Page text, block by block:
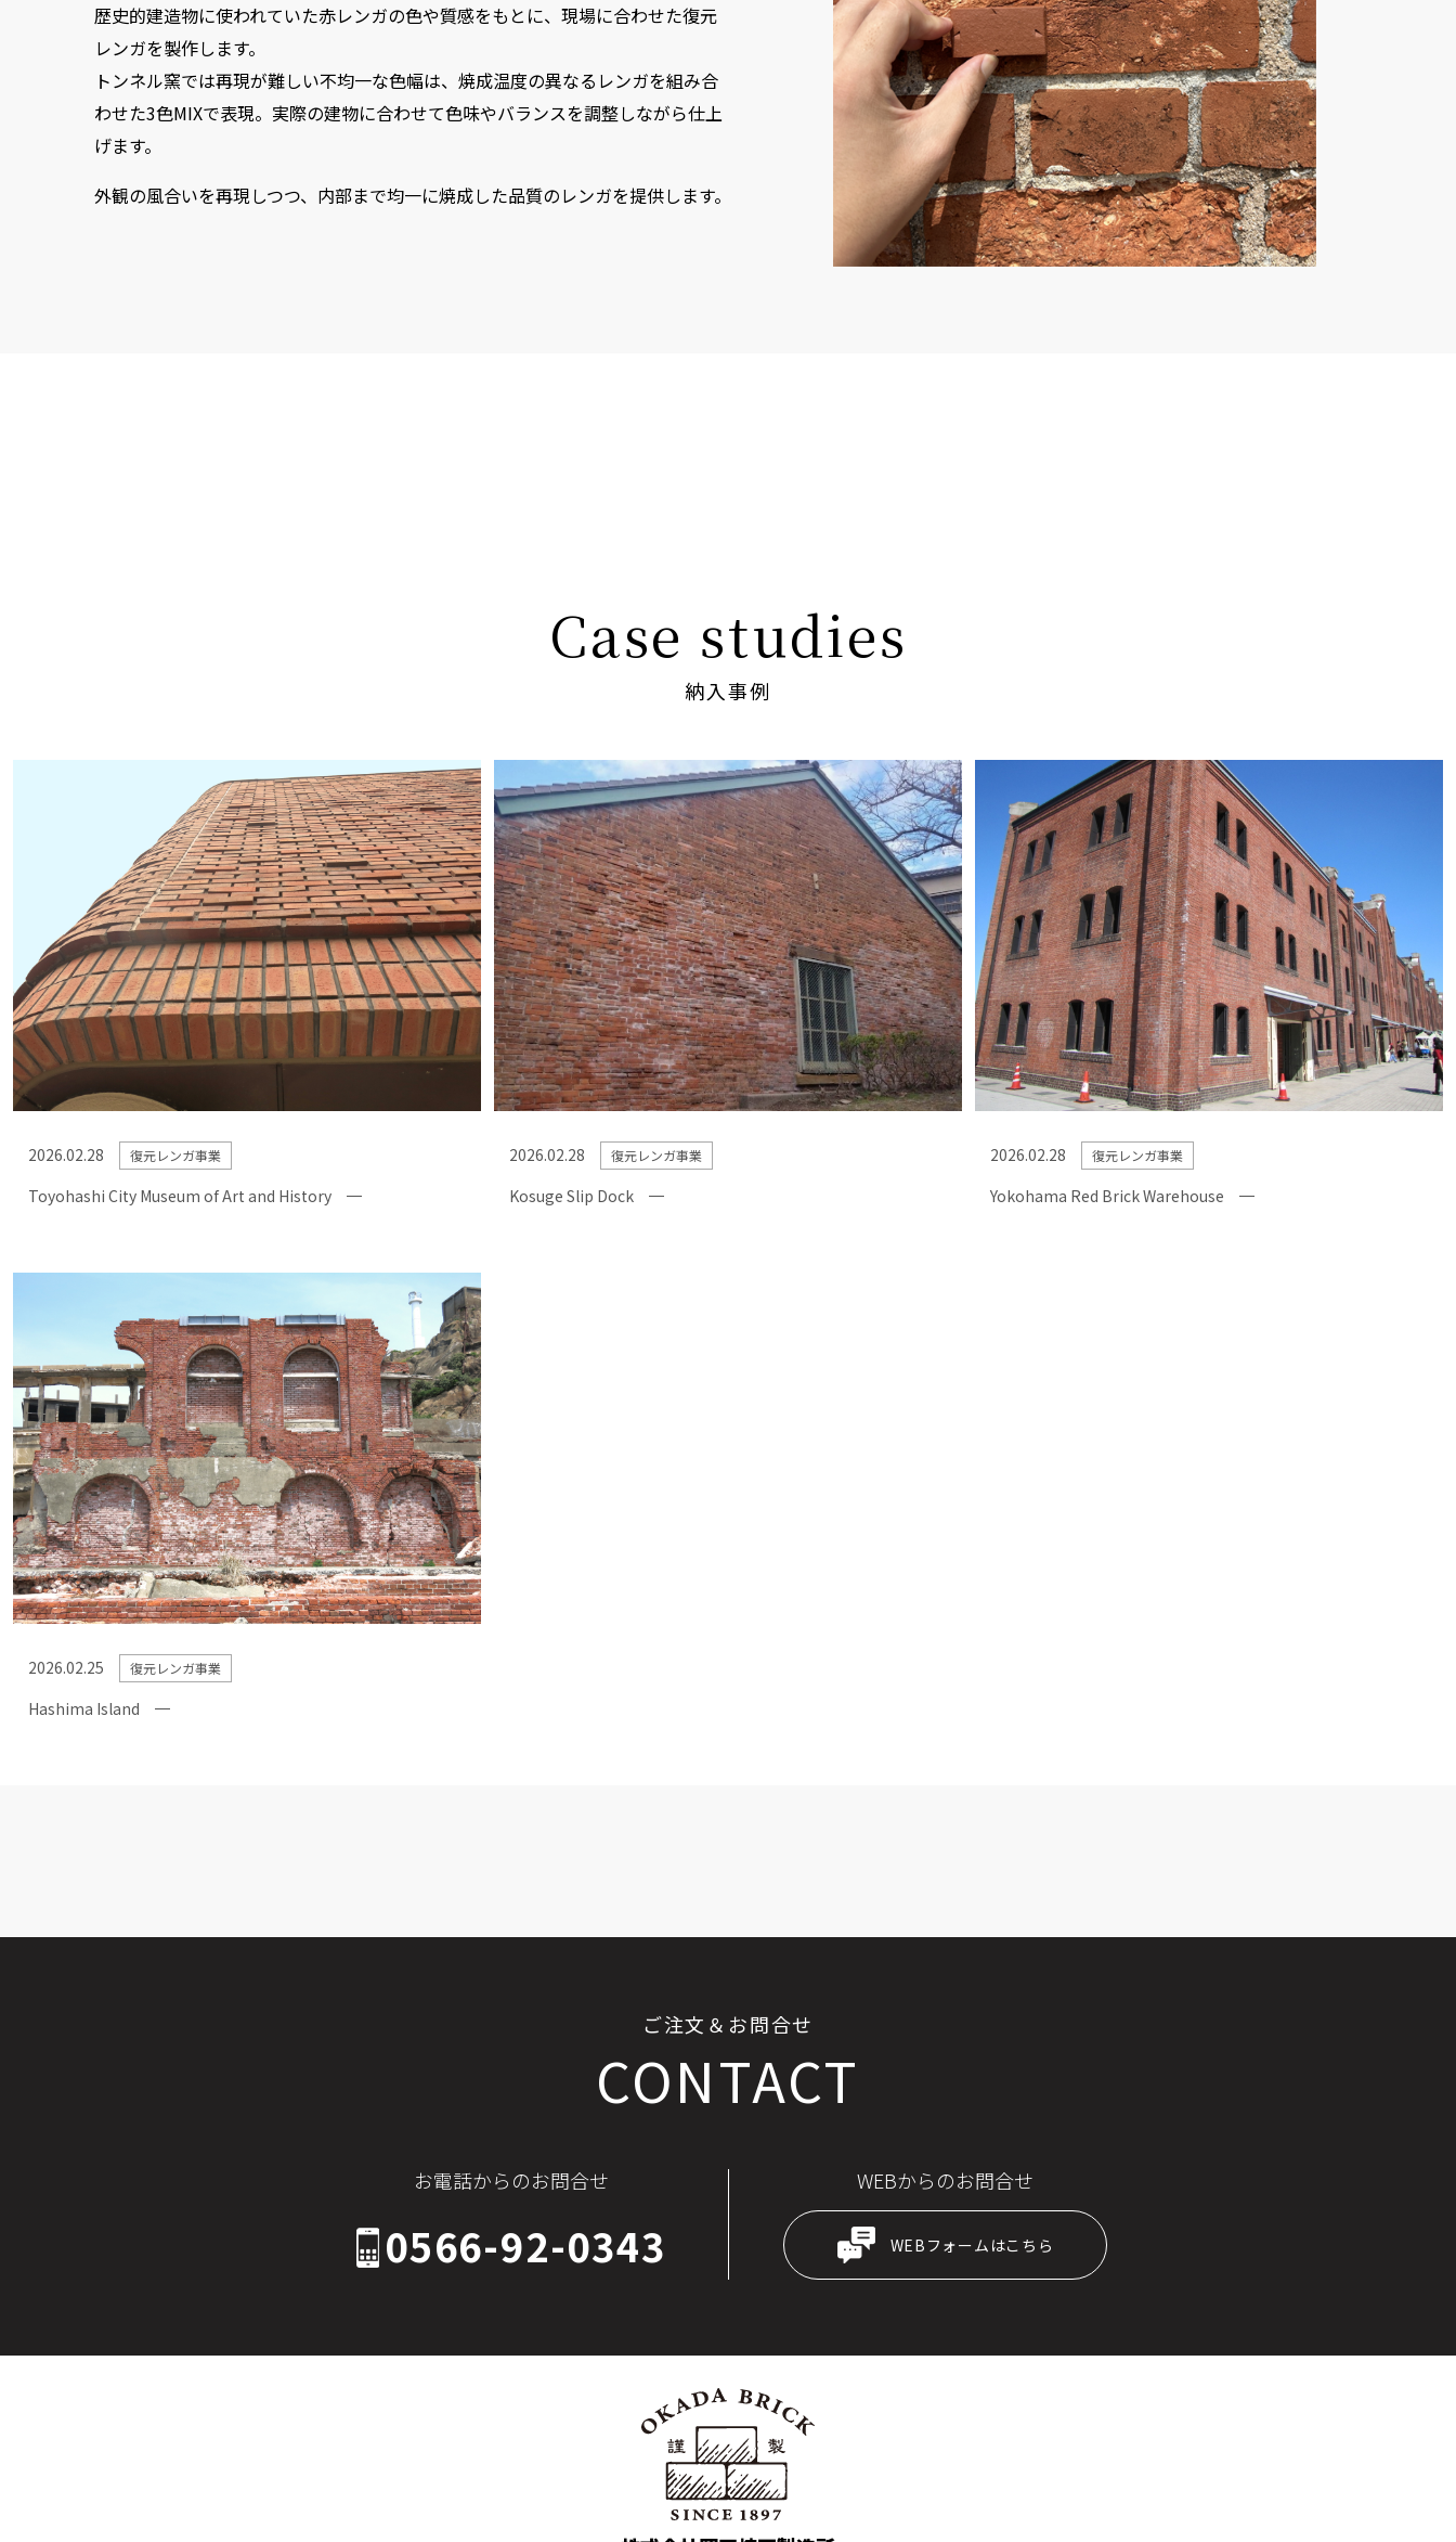
歴史的建造物に使われていた赤レンガの色や質感をもとに、現場に合わせた復元
レンガを製作します。
トンネル窯では再現が難しい不均一な色幅は、焼成温度の異なるレンガを組み合
わせた3色MIXで表現。実際の建物に合わせて色味やバランスを調整しながら仕上
げます。
外観の風合いを再現しつつ、内部まで均一に焼成した品質のレンガを提供します。
Case studies
納入事例
2026.02.28 復元レンガ事業
Toyohashi City Museum of Art and History
2026.02.28 復元レンガ事業
Kosuge Slip Dock
2026.02.28 復元レンガ事業
Yokohama Red Brick Warehouse
2026.02.25 復元レンガ事業
Hashima Island
ご注文＆お問合せ
CONTACT
お電話からのお問合せ
0566-92-0343
WEBからのお問合せ
WEBフォームはこちら